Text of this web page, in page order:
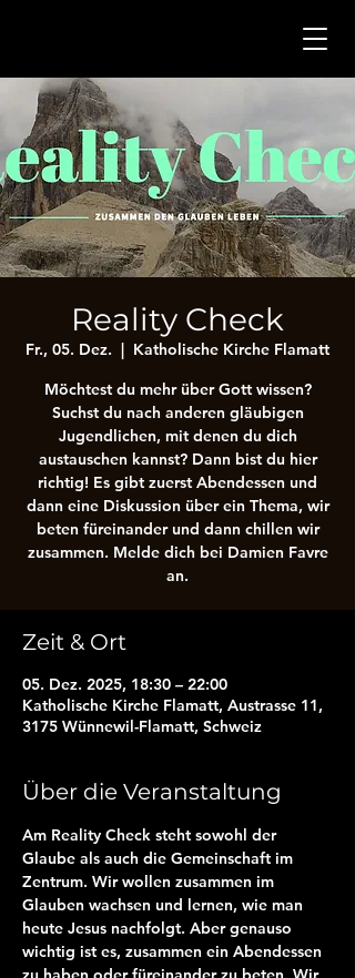
Reality Check
Fr., 05. Dez.
  |
Katholische Kirche Flamatt
Möchtest du mehr über Gott wissen?
Suchst du nach anderen gläubigen
Jugendlichen, mit denen du dich
austauschen kannst? Dann bist du hier
richtig! Es gibt zuerst Abendessen und
dann eine Diskussion über ein Thema, wir
beten füreinander und dann chillen wir
zusammen. Melde dich bei Damien Favre
an.
Zeit & Ort
05. Dez. 2025, 18:30 – 22:00
Katholische Kirche Flamatt, Austrasse 11,
3175 Wünnewil-Flamatt, Schweiz
Über die Veranstaltung
Am Reality Check steht sowohl der
Glaube als auch die Gemeinschaft im
Zentrum. Wir wollen zusammen im
Glauben wachsen und lernen, wie man
heute Jesus nachfolgt. Aber genauso
wichtig ist es, zusammen ein Abendessen